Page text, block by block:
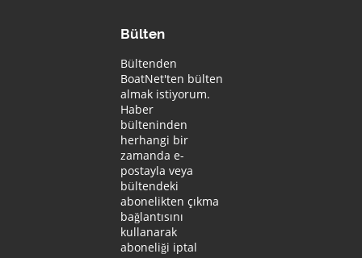
Bülten
Bültenden
BoatNet'ten bülten
almak istiyorum.
Haber
bülteninden
herhangi bir
zamanda e-
postayla veya
bültendeki
abonelikten çıkma
bağlantısını
kullanarak
aboneliği iptal